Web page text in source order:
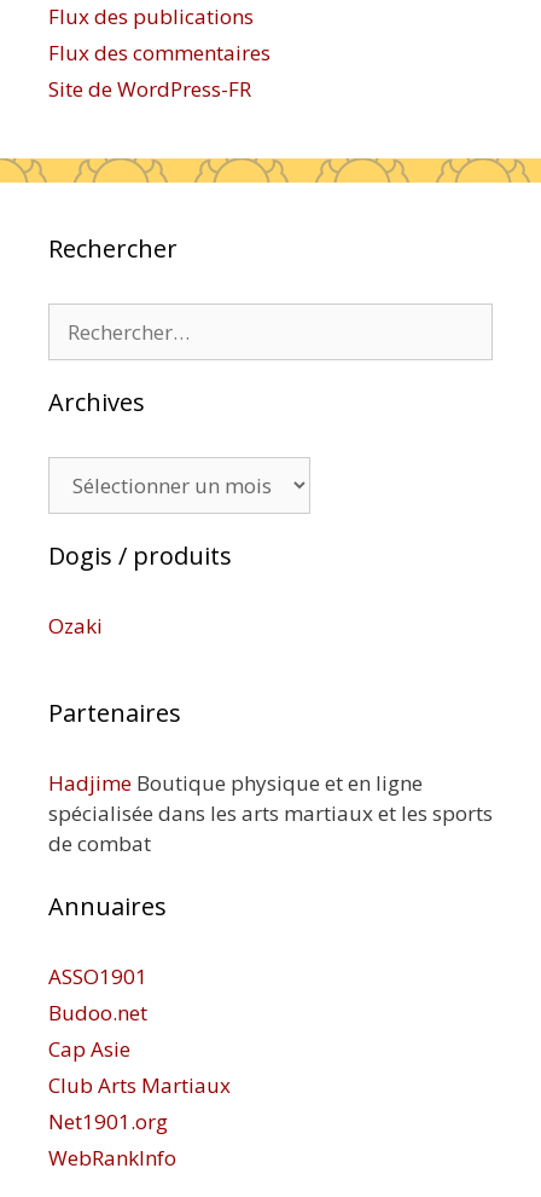
Flux des publications
Flux des commentaires
Site de WordPress-FR
Rechercher
Archives
Dogis / produits
Ozaki
Partenaires
Hadjime Boutique physique et en ligne
spécialisée dans les arts martiaux et les sports
de combat
Annuaires
ASSO1901
Budoo.net
Cap Asie
Club Arts Martiaux
Net1901.org
WebRankInfo